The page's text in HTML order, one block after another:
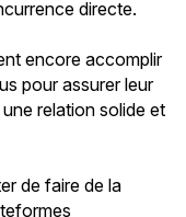
directe.
encore accomplir
pour assurer leur
relation solide et
de faire de la